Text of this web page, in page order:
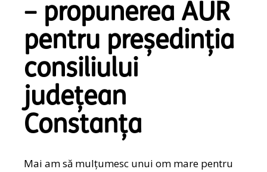
– propunerea AUR
pentru președinția
consiliului
județean
Constanța
Mai am să mulțumesc unui om mare pentru